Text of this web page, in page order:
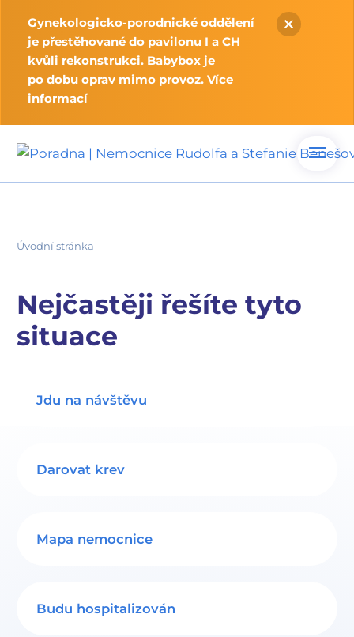
Gynekologicko-porodnické oddělení
je přestěhované do pavilonu I a CH
kvůli rekonstrukci. Babybox je
po dobu oprav mimo provoz. Více
informací
Úvodní stránka
Nejčastěji řešíte tyto
situace
Jdu na návštěvu
Darovat krev
Mapa nemocnice
Budu hospitalizován